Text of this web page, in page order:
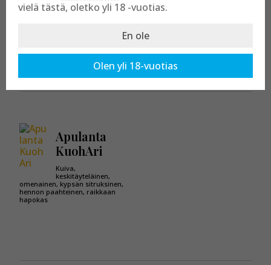
Apulanta
Kaikki tuotteet osastossa:Apulanta
Apulanta
KuohAri
Kuiva,
keskitäyteläinen,
omenainen, kypsän sitruksinen,
hennon paahteinen, raikkaan
hapokas
vielä tästä, oletko yli 18 -vuotias.
En ole
Olen yli 18-vuotias